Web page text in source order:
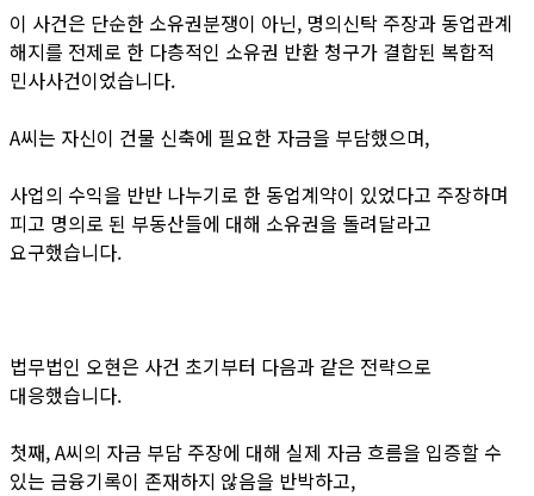
이 사건은 단순한 소유권분쟁이 아닌, 명의신탁 주장과 동업관계
해지를 전제로 한 다층적인 소유권 반환 청구가 결합된 복합적
민사사건이었습니다.
A씨는 자신이 건물 신축에 필요한 자금을 부담했으며,
사업의 수익을 반반 나누기로 한 동업계약이 있었다고 주장하며
피고 명의로 된 부동산들에 대해 소유권을 돌려달라고
요구했습니다.
법무법인 오현은 사건 초기부터 다음과 같은 전략으로
대응했습니다.
첫째, A씨의 자금 부담 주장에 대해 실제 자금 흐름을 입증할 수
있는 금융기록이 존재하지 않음을 반박하고,